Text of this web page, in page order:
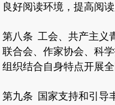
良好阅读环境，提高阅读
第八条 工会、共产主义
联合会、作家协会、科
组织结合自身特点开展
第九条
国家支持和引导